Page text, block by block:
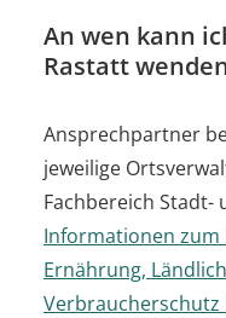
An wen kann
Rastatt
Ansprechpartner
jeweilige
Fachbereich Stadt-
Informationen zum
Ernährung,